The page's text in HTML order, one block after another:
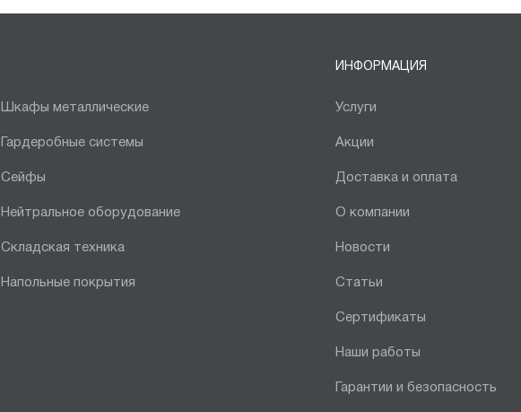
Шкафы металлические
Гардеробные системы
Сейфы
Нейтральное оборудование
Складская техника
Напольные покрытия
ИНФОРМАЦИЯ
Услуги
Акции
Доставка и оплата
О компании
Новости
Статьи
Сертификаты
Наши работы
Гарантии и безопасность